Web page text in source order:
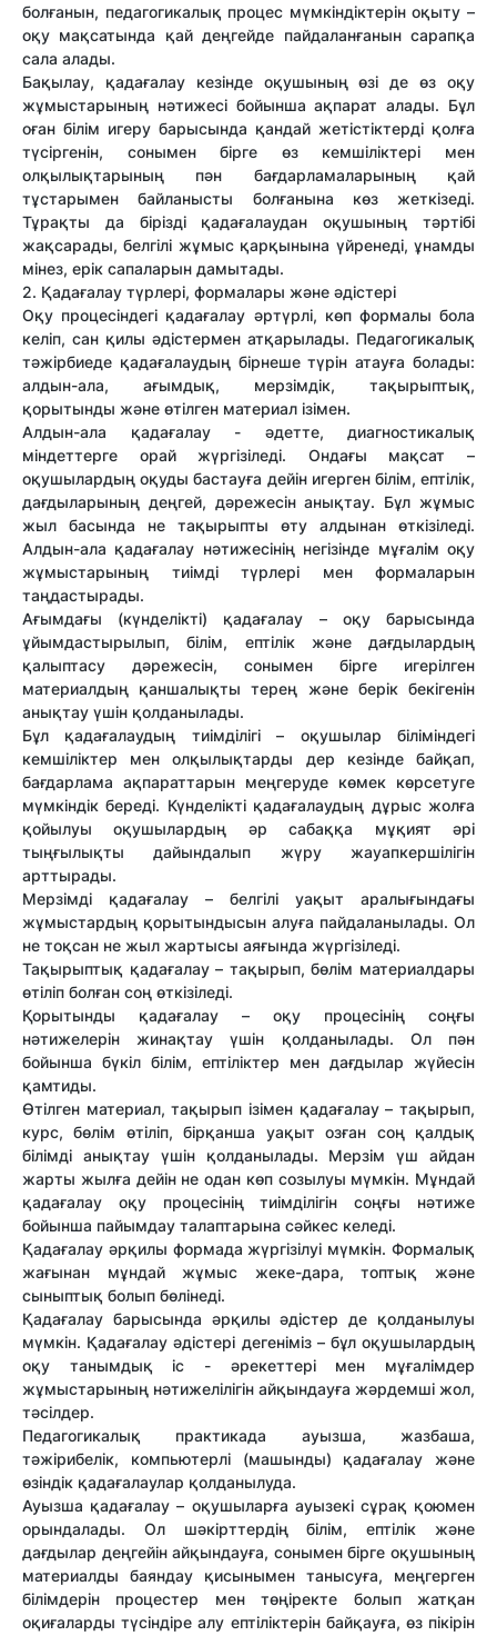
болғанын, педагогикалық процес мүмкіндіктерін оқыту –
оқу мақсатында қай деңгейде пайдаланғанын сарапқа
сала алады.
Бақылау, қадағалау кезінде оқушының өзі де өз оқу
жұмыстарының нəтижесі бойынша ақпарат алады. Бұл
оған білім игеру барысында қандай жетістіктерді қолға
түсіргенін, сонымен бірге өз кемшіліктері мен
олқылықтарының пəн бағдарламаларының қай
тұстарымен байланысты болғанына көз жеткізеді.
Тұрақты да бірізді қадағалаудан оқушының тəртібі
жақсарады, белгілі жұмыс қарқынына үйренеді, ұнамды
мінез, ерік сапаларын дамытады.
2. Қадағалау түрлері, формалары жəне əдістері
Оқу процесіндегі қадағалау əртүрлі, көп формалы бола
келіп, сан қилы əдістермен атқарылады. Педагогикалық
тəжірбиеде қадағалаудың бірнеше түрін атауға болады:
алдын-ала, ағымдық, мерзімдік, тақырыптық,
қорытынды жəне өтілген материал ізімен.
Алдын-ала қадағалау - əдетте, диагностикалық
міндеттерге орай жүргізіледі. Ондағы мақсат –
оқушылардың оқуды бастауға дейін игерген білім, ептілік,
дағдыларының деңгей, дəрежесін анықтау. Бұл жұмыс
жыл басында не тақырыпты өту алдынан өткізіледі.
Алдын-ала қадағалау нəтижесінің негізінде мұғалім оқу
жұмыстарының тиімді түрлері мен формаларын
таңдастырады.
Ағымдағы (күнделікті) қадағалау – оқу барысында
ұйымдастырылып, білім, ептілік жəне дағдылардың
қалыптасу дəрежесін, сонымен бірге игерілген
материалдың қаншалықты терең жəне берік бекігенін
анықтау үшін қолданылады.
Бұл қадағалаудың тиімділігі – оқушылар біліміндегі
кемшіліктер мен олқылықтарды дер кезінде байқап,
бағдарлама ақпараттарын меңгеруде көмек көрсетуге
мүмкіндік береді. Күнделікті қадағалаудың дұрыс жолға
қойылуы оқушылардың əр сабаққа мұқият əрі
тыңғылықты дайындалып жүру жауапкершілігін
арттырады.
Мерзімді қадағалау – белгілі уақыт аралығындағы
жұмыстардың қорытындысын алуға пайдаланылады. Ол
не тоқсан не жыл жартысы аяғында жүргізіледі.
Тақырыптық қадағалау – тақырып, бөлім материалдары
өтіліп болған соң өткізіледі.
Қорытынды қадағалау – оқу процесінің соңғы
нəтижелерін жинақтау үшін қолданылады. Ол пəн
бойынша бүкіл білім, ептіліктер мен дағдылар жүйесін
қамтиды.
Өтілген материал, тақырып ізімен қадағалау – тақырып,
курс, бөлім өтіліп, бірқанша уақыт озған соң қалдық
білімді анықтау үшін қолданылады. Мерзім үш айдан
жарты жылға дейін не одан көп созылуы мүмкін. Мұндай
қадағалау оқу процесінің тиімділігін соңғы нəтиже
бойынша пайымдау талаптарына сəйкес келеді.
Қадағалау əрқилы формада жүргізілуі мүмкін. Формалық
жағынан мұндай жұмыс жеке-дара, топтық жəне
сыныптық болып бөлінеді.
Қадағалау барысында əрқилы əдістер де қолданылуы
мүмкін. Қадағалау əдістері дегеніміз – бұл оқушылардың
оқу танымдық іс - əрекеттері мен мұғалімдер
жұмыстарының нəтижелілігін айқындауға жəрдемші жол,
тəсілдер.
Педагогикалық практикада ауызша, жазбаша,
тəжірибелік, компьютерлі (машынды) қадағалау жəне
өзіндік қадағалаулар қолданылуда.
Ауызша қадағалау – оқушыларға ауызекі сұрақ қоюмен
орындалады. Ол шəкірттердің білім, ептілік жəне
дағдылар деңгейін айқындауға, сонымен бірге оқушының
материалды баяндау қисынымен танысуға, меңгерген
білімдерін процестер мен төңіректе болып жатқан
оқиғаларды түсіндіре алу ептіліктерін байқауға, өз пікірін